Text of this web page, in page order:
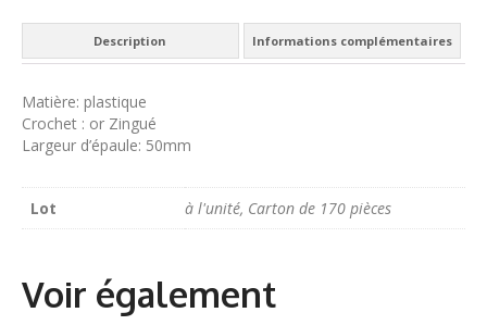
Description Informations complémentaires
Matière: plastique
Crochet : or Zingué
Largeur d’épaule: 50mm
Lot à l'unité, Carton de 170 pièces